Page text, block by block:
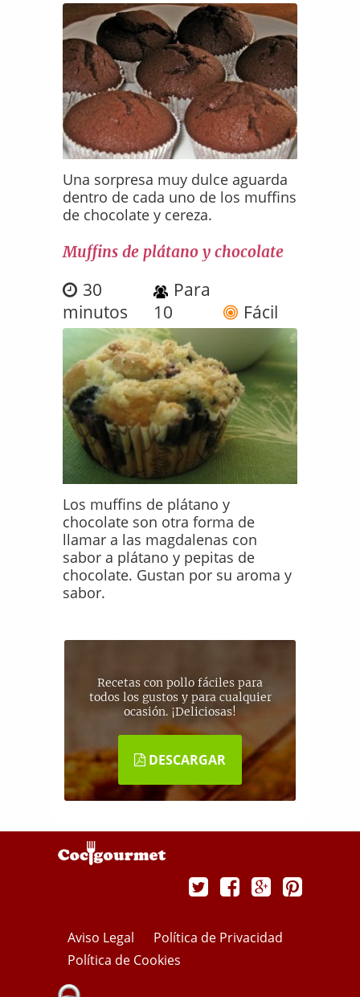
Una sorpresa muy dulce aguarda
dentro de cada uno de los muffins
de chocolate y cereza.
Muffins de plátano y chocolate
30
minutos
Para
10
Fácil
Los muffins de plátano y
chocolate son otra forma de
llamar a las magdalenas con
sabor a plátano y pepitas de
chocolate. Gustan por su aroma y
sabor.
Recetas con pollo fáciles para
todos los gustos y para cualquier
ocasión. ¡Deliciosas!
DESCARGAR
Aviso Legal
Política de Privacidad
Política de Cookies